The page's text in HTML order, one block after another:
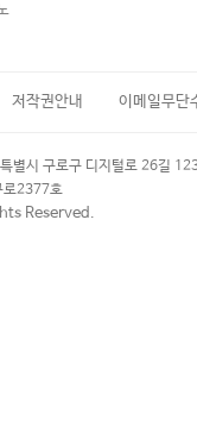
저작권안내 이메일무단
별시 구로구 디지털로 26길
로2377호
Reserved.